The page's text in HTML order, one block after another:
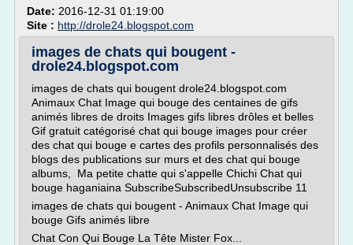
Date: 2016-12-31 01:19:00
Site : http://drole24.blogspot.com
images de chats qui bougent -
drole24.blogspot.com
images de chats qui bougent drole24.blogspot.com
Animaux Chat Image qui bouge des centaines de gifs
animés libres de droits Images gifs libres drôles et belles
Gif gratuit catégorisé chat qui bouge images pour créer
des chat qui bouge e cartes des profils personnalisés des
blogs des publications sur murs et des chat qui bouge
albums, Ma petite chatte qui s'appelle Chichi Chat qui
bouge haganiaina SubscribeSubscribedUnsubscribe 11
images de chats qui bougent - Animaux Chat Image qui
bouge Gifs animés libre
Chat Con Qui Bouge La Tête Mister Fox...